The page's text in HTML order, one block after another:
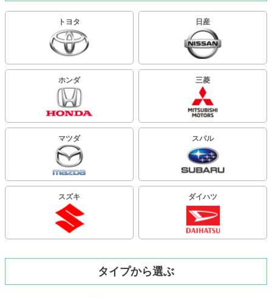
トヨタ 日産
ホンダ 三菱
マツダ スバル
スズキ ダイハツ
タイプから選ぶ